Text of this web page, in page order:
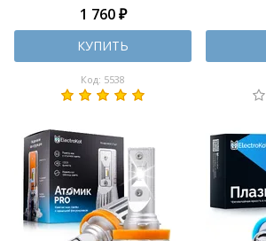
1 760 ₽
КУПИТЬ
Код: 5538